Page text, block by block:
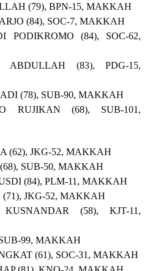
(79), BPN-15, MAKKAH
(84), SOC-7, MAKKAH
PODIKROMO (84), SOC-62,
(83), PDG-15,
(78), SUB-90, MAKKAH
RUJIKAN (68), SUB-101,
(62), JKG-52, MAKKAH
SUB-50, MAKKAH
(84), PLM-11, MAKKAH
JKG-52, MAKKAH
(58), KJT-11,
99, MAKKAH
(61), SOC-31, MAKKAH